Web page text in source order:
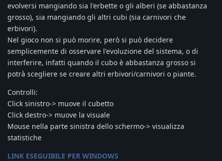
evolversi mangiando sia l'erbette o gli alberi (se abbastanza
grosso), sia mangiando gli altri cubi (sia carnivori che
erbivori).
Nel gioco non si può morire, però si può decidere
semplicemente di osservare l'evoluzione del sistema, o di
interferire, infatti quando il cubo è abbastanza grosso si
potrà scegliere se creare altri erbivori/carnivori o piante.
Controlli:
Click sinistro-> muove il cubetto
Click destro-> muove la visuale
Mouse nella parte sinistra dello schermo-> visualizza
statistiche
LINK ESEGUIBILE PER WINDOWS